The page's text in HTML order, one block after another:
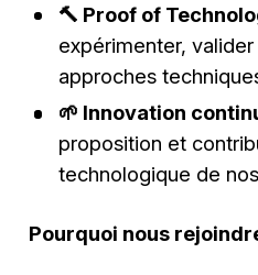
🔨 Proof of
expérimenter,
approches
🌱 Innovation
proposition et
technologique de
Pourquoi nous